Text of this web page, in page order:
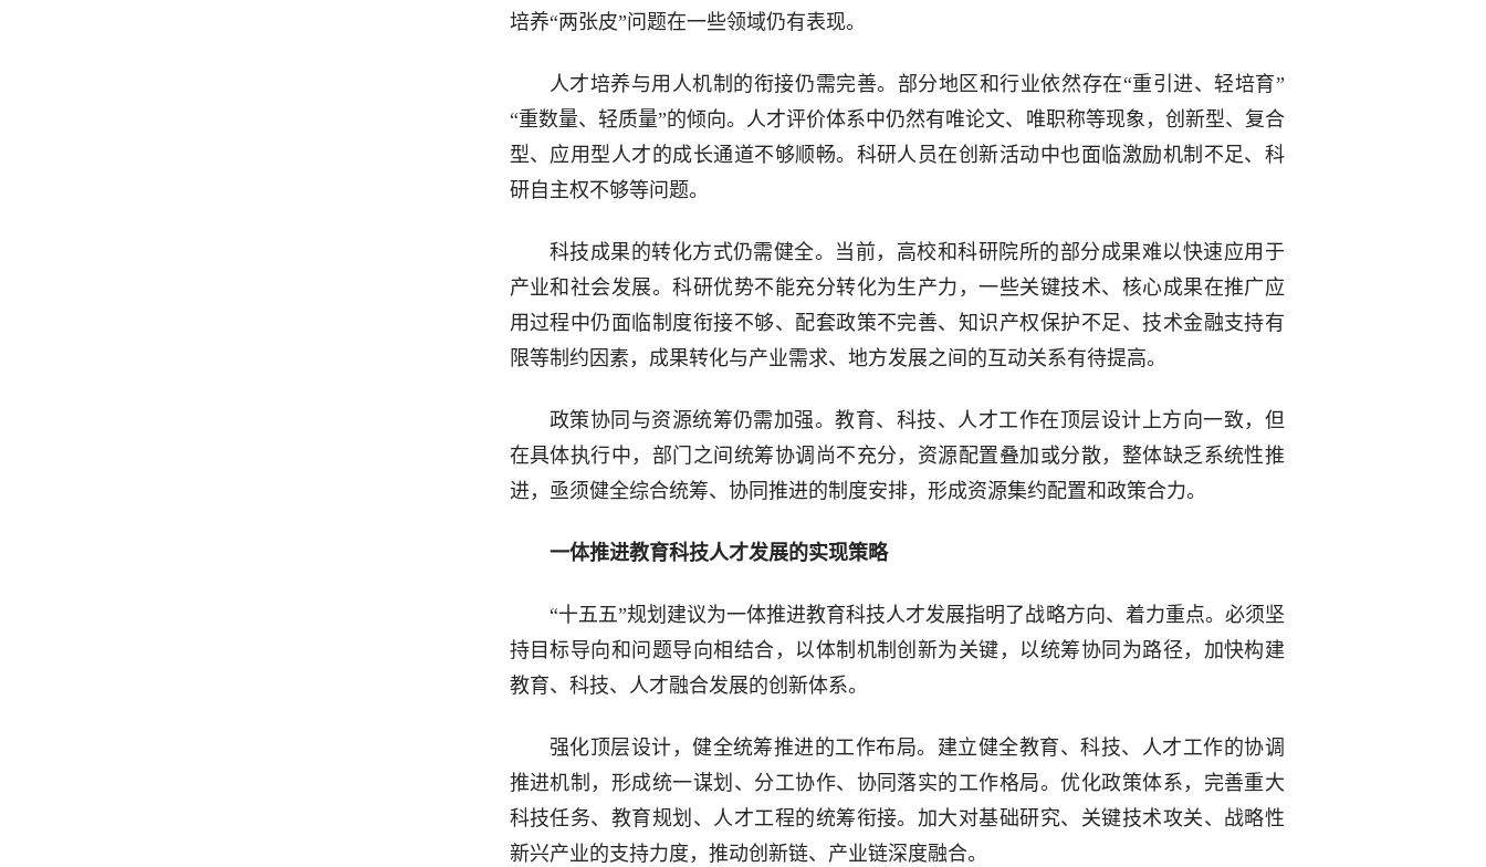
培养“两张皮”问题在一些领域仍有表现。
人才培养与用人机制的衔接仍需完善。部分地区和行业依然存在“重引进、轻培育”
“重数量、轻质量”的倾向。人才评价体系中仍然有唯论文、唯职称等现象，创新型、复合
型、应用型人才的成长通道不够顺畅。科研人员在创新活动中也面临激励机制不足、科
研自主权不够等问题。
科技成果的转化方式仍需健全。当前，高校和科研院所的部分成果难以快速应用于
产业和社会发展。科研优势不能充分转化为生产力，一些关键技术、核心成果在推广应
用过程中仍面临制度衔接不够、配套政策不完善、知识产权保护不足、技术金融支持有
限等制约因素，成果转化与产业需求、地方发展之间的互动关系有待提高。
政策协同与资源统筹仍需加强。教育、科技、人才工作在顶层设计上方向一致，但
在具体执行中，部门之间统筹协调尚不充分，资源配置叠加或分散，整体缺乏系统性推
进，亟须健全综合统筹、协同推进的制度安排，形成资源集约配置和政策合力。
一体推进教育科技人才发展的实现策略
“十五五”规划建议为一体推进教育科技人才发展指明了战略方向、着力重点。必须坚
持目标导向和问题导向相结合，以体制机制创新为关键，以统筹协同为路径，加快构建
教育、科技、人才融合发展的创新体系。
强化顶层设计，健全统筹推进的工作布局。建立健全教育、科技、人才工作的协调
推进机制，形成统一谋划、分工协作、协同落实的工作格局。优化政策体系，完善重大
科技任务、教育规划、人才工程的统筹衔接。加大对基础研究、关键技术攻关、战略性
新兴产业的支持力度，推动创新链、产业链深度融合。